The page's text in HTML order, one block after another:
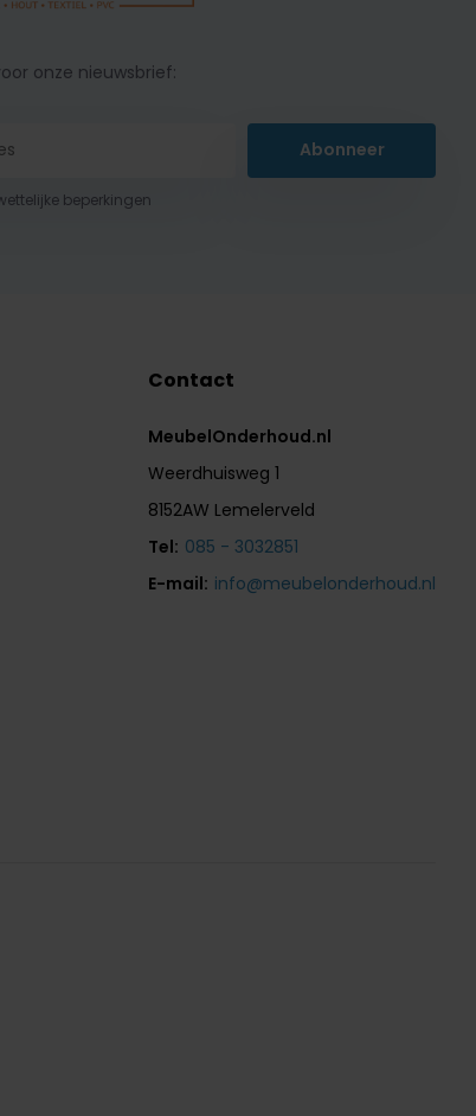
onze nieuwsbrief:
Abonneer
beperkingen
Contact
MeubelOnderhoud.nl
Weerdhuisweg 1
8152AW Lemelerveld
Tel: 085 - 3032851
E-mail: info@meubelonderhoud.nl